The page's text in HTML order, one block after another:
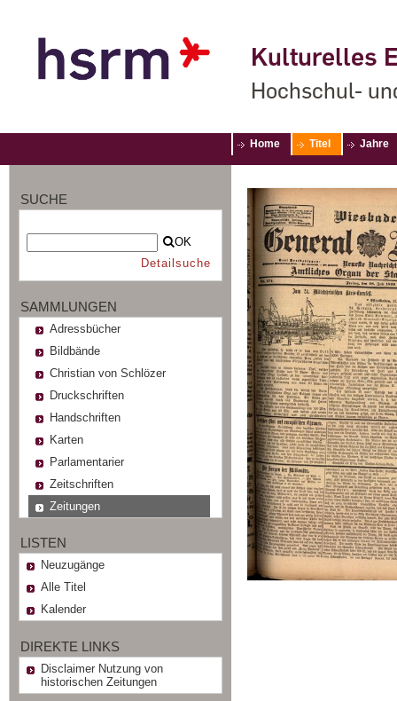
Kulturelles
Hochschul-
Home Titel Jahre
SUCHE
OK
Detailsuche
SAMMLUNGEN
Adressbücher
Bildbände
Christian von Schlözer
Druckschriften
Handschriften
Karten
Parlamentarier
Zeitschriften
Zeitungen
LISTEN
Neuzugänge
Alle Titel
Kalender
DIREKTE LINKS
Disclaimer Nutzung von
historischen Zeitungen